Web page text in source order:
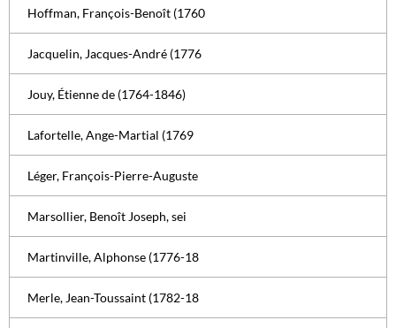
Hoffman, François-Benoît (1760
Jacquelin, Jacques-André (1776
Jouy, Étienne de (1764-1846)
Lafortelle, Ange-Martial (1769
Léger, François-Pierre-Auguste
Marsollier, Benoît Joseph, sei
Martinville, Alphonse (1776-18
Merle, Jean-Toussaint (1782-18